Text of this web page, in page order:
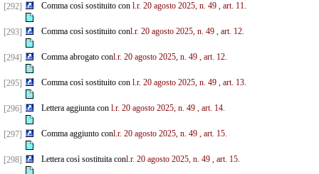
[292] Comma così sostituito con l.r. 20 agosto 2025, n. 49 , art. 11.
[293] Comma così sostituito conl.r. 20 agosto 2025, n. 49 , art. 12.
[294] Comma abrogato conl.r. 20 agosto 2025, n. 49 , art. 12.
[295] Comma così sostituito con l.r. 20 agosto 2025, n. 49 , art. 13.
[296] Lettera aggiunta con l.r. 20 agosto 2025, n. 49 , art. 14.
[297] Comma aggiunto conl.r. 20 agosto 2025, n. 49 , art. 15.
[298] Lettera così sostituita conl.r. 20 agosto 2025, n. 49 , art. 15.